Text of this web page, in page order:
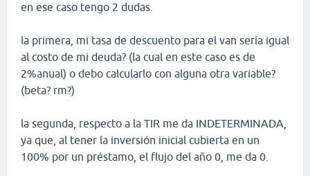
en ese caso tengo 2 dudas.
la primera, mi tasa de descuento para el van sería igual
al costo de mi deuda? (la cual en este caso es de
2%anual) o debo calcularlo con alguna otra variable?
(beta? rm?)
la segunda, respecto a la TIR me da INDETERMINADA,
ya que, al tener la inversión inicial cubierta en un
100% por un préstamo, el flujo del año 0, me da 0.